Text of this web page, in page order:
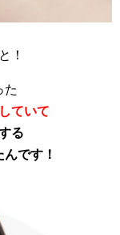
！
た
ていて
る
です！